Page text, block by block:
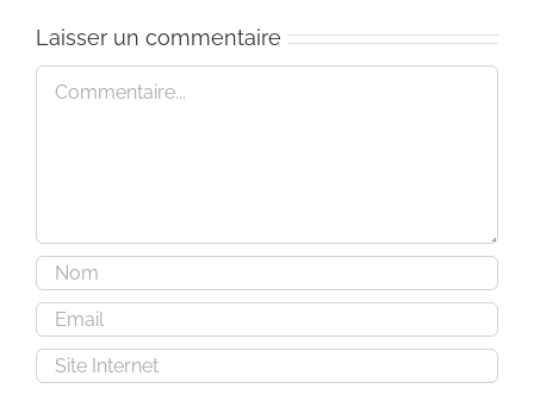
Laisser un commentaire
Commentaire